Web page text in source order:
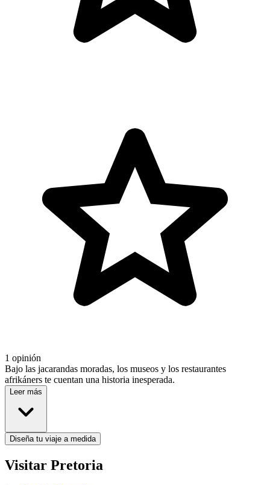
1 opinión
Bajo las jacarandas moradas, los museos y los restaurantes
afrikáners te cuentan una historia inesperada.
Leer más
Diseña tu viaje a medida
Visitar Pretoria